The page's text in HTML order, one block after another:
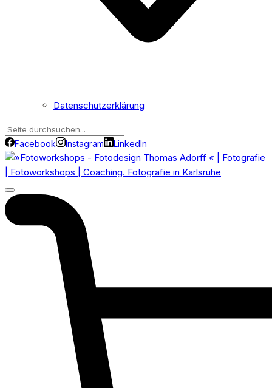
Datenschutzerklärung
Facebook Instagram LinkedIn